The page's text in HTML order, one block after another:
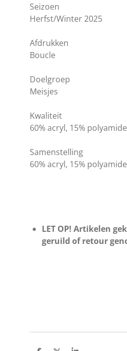
Seizoen
Herfst/Winter 2025
Afdrukken
Boucle
Doelgroep
Meisjes
Kwaliteit
60% acryl, 15%
Samenstelling
60% acryl, 15%
LET OP! Artikelen
geruild of retour